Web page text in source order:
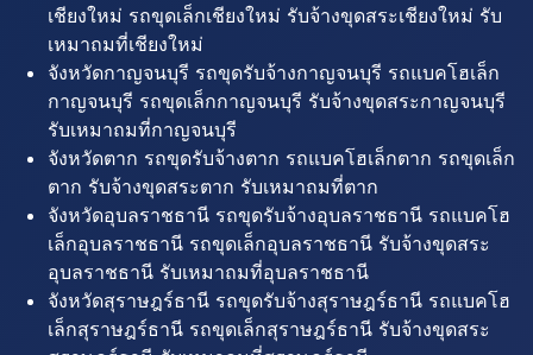
เชียงใหม่ รถขุดเล็กเชียงใหม่ รับจ้างขุดสระเชียงใหม่ รับ
เหมาถมที่เชียงใหม่
จังหวัดกาญจนบุรี รถขุดรับจ้างกาญจนบุรี รถแบคโฮเล็ก
กาญจนบุรี รถขุดเล็กกาญจนบุรี รับจ้างขุดสระกาญจนบุรี
รับเหมาถมที่กาญจนบุรี
จังหวัดตาก รถขุดรับจ้างตาก รถแบคโฮเล็กตาก รถขุดเล็ก
ตาก รับจ้างขุดสระตาก รับเหมาถมที่ตาก
จังหวัดอุบลราชธานี รถขุดรับจ้างอุบลราชธานี รถแบคโฮ
เล็กอุบลราชธานี รถขุดเล็กอุบลราชธานี รับจ้างขุดสระ
อุบลราชธานี รับเหมาถมที่อุบลราชธานี
จังหวัดสุราษฎร์ธานี รถขุดรับจ้างสุราษฎร์ธานี รถแบคโฮ
เล็กสุราษฎร์ธานี รถขุดเล็กสุราษฎร์ธานี รับจ้างขุดสระ